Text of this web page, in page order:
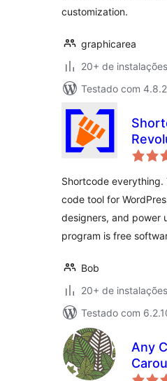
customization.
graphicarea
20+ de
Testado com
Shortcode everything.
code tool for
designers, and power
program is free
Bob
20+ de
Testado com
Any